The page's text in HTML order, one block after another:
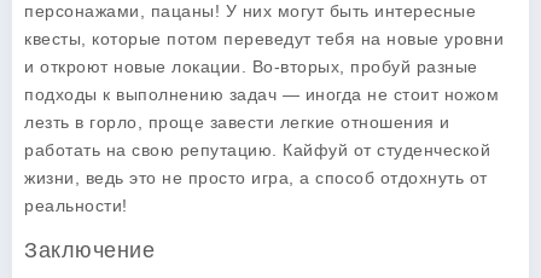
персонажами, пацаны! У них могут быть интересные
квесты, которые потом переведут тебя на новые уровни
и откроют новые локации. Во-вторых, пробуй разные
подходы к выполнению задач — иногда не стоит ножом
лезть в горло, проще завести легкие отношения и
работать на свою репутацию. Кайфуй от студенческой
жизни, ведь это не просто игра, а способ отдохнуть от
реальности!
Заключение